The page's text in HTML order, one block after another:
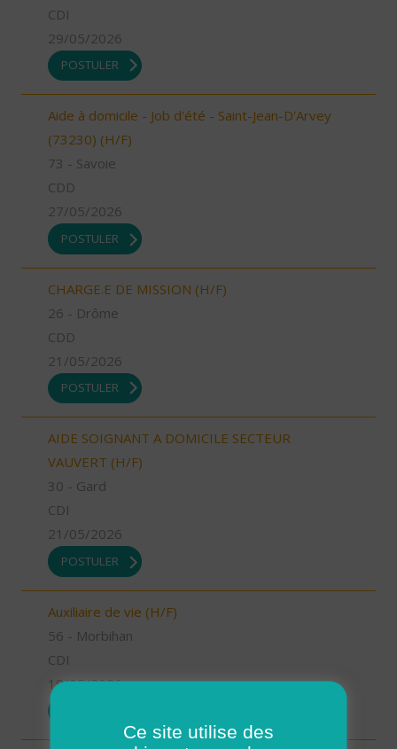
CDI
29/05/2026
POSTULER
Aide à domicile - Job d'été - Saint-Jean-D'Arvey
(73230) (H/F)
73 - Savoie
CDD
27/05/2026
POSTULER
CHARGE.E DE MISSION (H/F)
26 - Drôme
CDD
21/05/2026
POSTULER
AIDE SOIGNANT A DOMICILE SECTEUR
VAUVERT (H/F)
30 - Gard
CDI
21/05/2026
POSTULER
Auxiliaire de vie (H/F)
56 - Morbihan
CDI
19/05/2026
Ce site utilise des